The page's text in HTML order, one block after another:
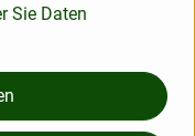
Sie Daten